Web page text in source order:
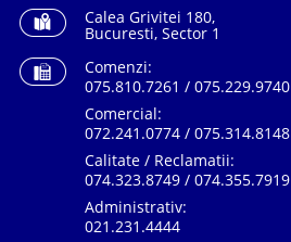
Calea Grivitei 180,
Bucuresti, Sector 1
Comenzi:
075.810.7261 / 075.229.9740
Comercial:
072.241.0774 / 075.314.8148
Calitate / Reclamatii:
074.323.8749 / 074.355.7919
Administrativ:
021.231.4444